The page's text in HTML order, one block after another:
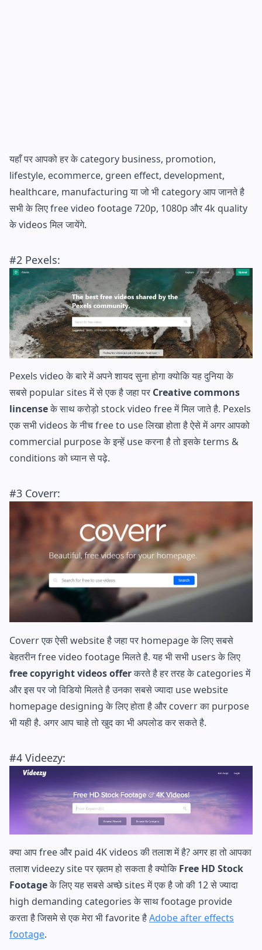
यहाँ पर आपको हर के category business, promotion,
lifestyle, ecommerce, green effect, development,
healthcare, manufacturing या जो भी category आप जानते है
सभी के लिए free video footage 720p, 1080p और 4k quality
के videos मिल जायेंगे.
#2 Pexels:
Pexels video के बारे में अपने शायद सुना होगा क्योकि यह दुनिया के
सबसे popular sites में से एक है जहा पर Creative commons
lincenseके साथ करोड़ो stock video free में मिल जाते है. Pexels
एक सभी videos के नीच free to use लिखा होता है ऐसे में अगर आपको
commercial purpose के इन्हें use करना है तो इसके terms &
conditions को ध्यान से पढ़े.
#3 Coverr:
Coverr एक ऐसी website है जहा पर homepage के लिए सबसे
बेहतरीन free video footage मिलते है. यह भी सभी users के लिए
free copyright videos offerकरते है हर तरह के categories में
और इस पर जो विडियो मिलते है उनका सबसे ज्यादा use website
homepage designing के लिए होता है और coverr का purpose
भी यही है. अगर आप चाहे तो खुद का भी अपलोड कर सकते है.
#4 Videezy:
क्या आप free और paid 4K videos की तलाश में है? अगर हा तो आपका
तलाश videezy site पर ख़तम हो सकता है क्योकि Free HD Stock
Footageके लिए यह सबसे अच्छे sites में एक है जो की 12 से ज्यादा
high demanding categories के साथ footage provide
करता है जिसमे से एक मेरा भी favorite हैAdobe after effects
footage.